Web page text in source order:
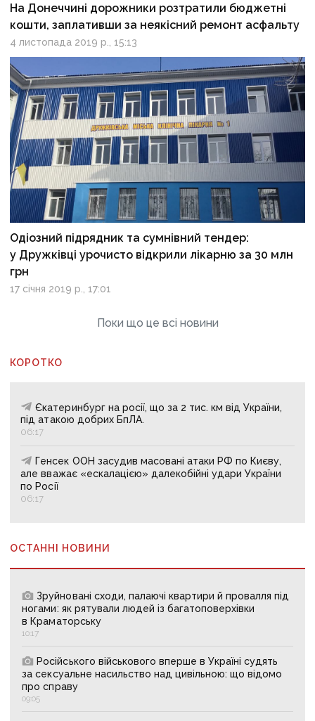
На Донеччині дорожники розтратили бюджетні
кошти, заплативши за неякісний ремонт асфальту
4 листопада 2019 р., 15:13
Одіозний підрядник та сумнівний тендер:
у Дружківці урочисто відкрили лікарню за 30 млн
грн
17 січня 2019 р., 17:01
Поки що це всі новини
КОРОТКО
Єкатеринбург на росії, що за 2 тис. км від України,
під атакою добрих БпЛА.
06:17
Генсек ООН засудив масовані атаки РФ по Києву,
але вважає «ескалацією» далекобійні удари України
по Росії
06:17
ОСТАННІ НОВИНИ
Зруйновані сходи, палаючі квартири й провалля під
ногами: як рятували людей із багатоповерхівки
в Краматорську
10:17
Російського військового вперше в Україні судять
за сексуальне насильство над цивільною: що відомо
про справу
09:05